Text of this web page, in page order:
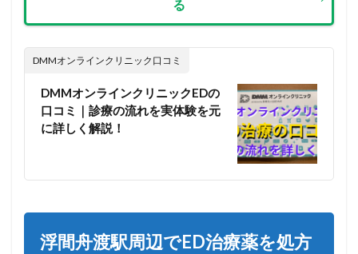
る
DMMオンラインクリニック口コミ
DMMオンラインクリニックEDの
口コミ｜診療の流れを実体験を元
に詳しく解説！
浮間舟渡駅周辺でED治療薬を処方